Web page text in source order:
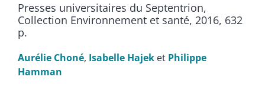
Presses universitaires du Septentrion,
Collection Environnement et santé, 2016, 632
p.
Aurélie Choné, Isabelle Hajek et Philippe
Hamman